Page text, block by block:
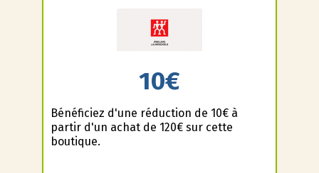
10€
Bénéficiez d'une réduction de 10€ à
partir d'un achat de 120€ sur cette
boutique.